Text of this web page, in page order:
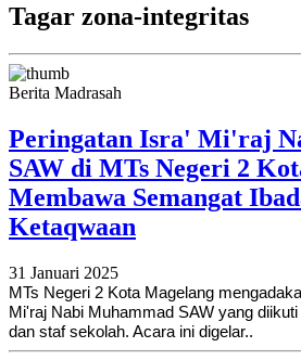
Tagar zona-integritas
Berita Madrasah
Peringatan Isra' Mi'raj
SAW di MTs Negeri 2
Membawa Semangat
Ketaqwaan
31 Januari 2025
MTs Negeri 2 Kota Magelang
Mi'raj Nabi Muhammad SAW yang
dan staf sekolah. Acara ini digelar..